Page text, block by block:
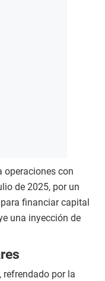
operaciones con
de 2025, por un
financiar capital
una inyección de
refrendado por la